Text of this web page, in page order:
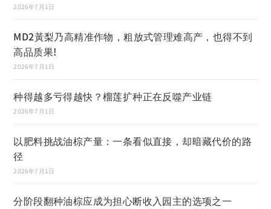
2026年7月1日
MD2黃梨乃高精准作物，粗放式管理难高产，也得不到
高品质果!
2026年7月1日
种得越多亏得越快？榴莲扩种正在反噬产业链
2026年7月1日
以肥料挑战油棕产量：一条看似直接，却暗藏代价的路
径
2026年7月1日
分阶段翻种油棕应成为担心断收入园主的选项之一